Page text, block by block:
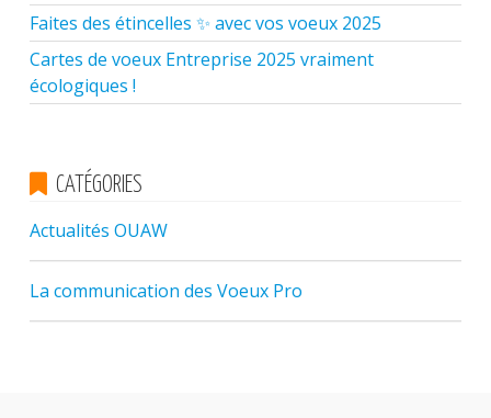
Faites des étincelles ✨ avec vos voeux 2025
Cartes de voeux Entreprise 2025 vraiment
écologiques !
CATÉGORIES
Actualités OUAW
La communication des Voeux Pro